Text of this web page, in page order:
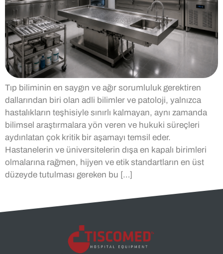
Tıp biliminin en saygın ve ağır sorumluluk gerektiren
dallarından biri olan adli bilimler ve patoloji, yalnızca
hastalıkların teşhisiyle sınırlı kalmayan, aynı zamanda
bilimsel araştırmalara yön veren ve hukuki süreçleri
aydınlatan çok kritik bir aşamayı temsil eder.
Hastanelerin ve üniversitelerin dışa en kapalı birimleri
olmalarına rağmen, hijyen ve etik standartların en üst
düzeyde tutulması gereken bu […]